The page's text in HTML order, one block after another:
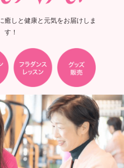
癒しと健康と元気をお届けしま
す！